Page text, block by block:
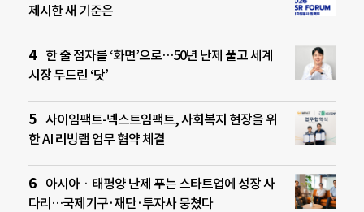
제시한 새 기준은
한 줄 점자를 ‘화면’으로…50년 난제 풀고 세계
시장 두드린 ‘닷’
사이임팩트-넥스트임팩트, 사회복지 현장을 위
한 AI 리빙랩 업무 협약 체결
아시아ㆍ태평양 난제 푸는 스타트업에 성장 사
다리…국제기구·재단·투자사 뭉쳤다